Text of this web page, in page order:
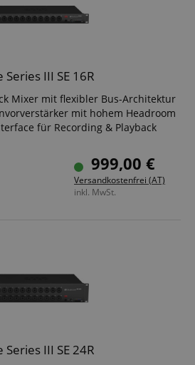
III SE 16R
Mixer mit flexibler Bus-Architektur
mit hohem Headroom
für Recording & Playback
Subgruppe oder Matrix nutzbar
Netzwerk für Stagebox Betrieb
Pro DAW & Recording Software
999,00 €
Versandkostenfrei (AT)
inkl. MwSt.
III SE 24R